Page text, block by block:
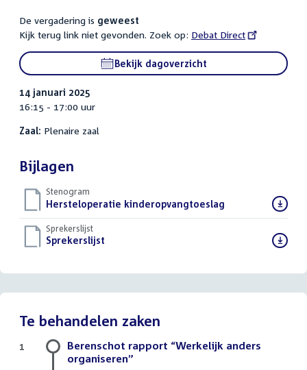
De vergadering is geweest
Kijk terug link niet gevonden. Zoek op: External
link:
Debat Direct
Bekijk dagoverzicht
14 januari 2025
16:15 - 17:00 uur
Zaal: Plenaire zaal
Bijlagen
Stenogram
Download
bestand:
Hersteloperatie kinderopvangtoeslag
Sprekerslijst
Download
Sprekerslijst
Te behandelen zaken
Berenschot rapport “Werkelijk anders
organiseren”
1